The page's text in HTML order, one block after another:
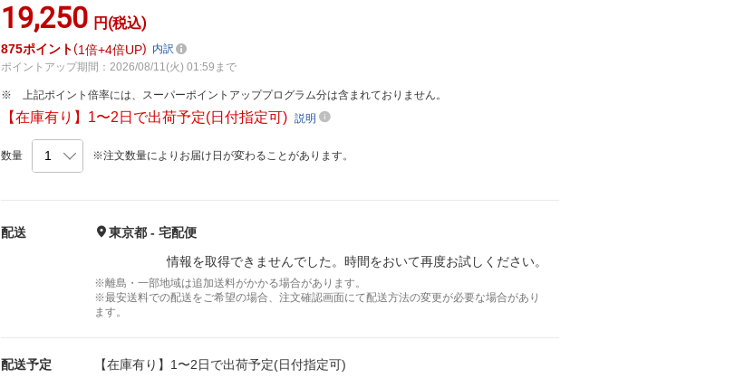
19,250 円(税込)
875ポイント 1倍 4倍UP
内訳
ポイントアップ期間：2026/08/11(火) 01:59まで
上記ポイント倍率には、スーパーポイントアッププログラム分は含まれておりません。
【在庫有り】1〜2日で出荷予定(日付指定可)説明
数量 ※注文数量によりお届け日が変わることがあります。
配送
東京都 - 宅配便
情報を取得できませんでした。時間をおいて再度お試しください。
※離島・一部地域は追加送料がかかる場合があります。
※最安送料での配送をご希望の場合、注文確認画面にて配送方法の変更が必要な場合があり
ます。
配送予定 【在庫有り】1〜2日で出荷予定(日付指定可)